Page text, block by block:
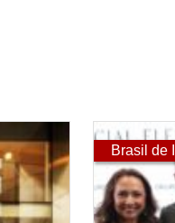
Brasil de